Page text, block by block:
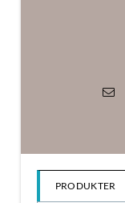
PRODUKTER